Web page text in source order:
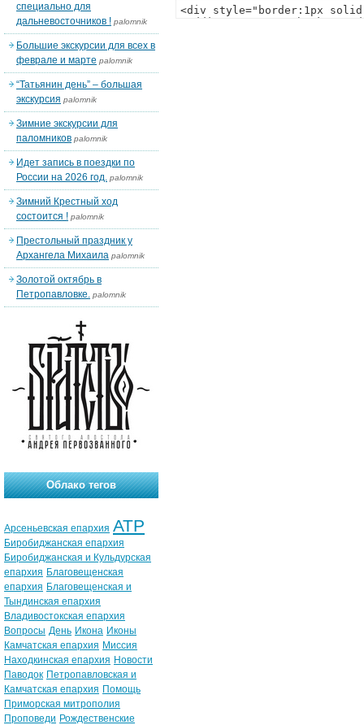
специально для
дальневосточников ! palomnik
Большие экскурсии для всех в
феврале и марте palomnik
“Татьянин день” – большая
экскурсия palomnik
Зимние экскурсии для
паломников palomnik
Идет запись в поездки по
России на 2026 год. palomnik
Зимний Крестный ход
состоится ! palomnik
Престольный праздник у
Архангела Михаила palomnik
Золотой октябрь в
Петропавловке. palomnik
Облако тегов
Арсеньевская епархия АТР
Биробиджанская епархия
Биробиджанская и Кульдурская
епархия Благовещенская
епархия Благовещенская и
Тындинская епархия
Владивостокская епархия
Вопросы День Икона Иконы
Камчатская епархия Миссия
Находкинская епархия Новости
Паводок Петропавловская и
Камчатская епархия Помощь
Приморская митрополия
Проповеди Рождественские